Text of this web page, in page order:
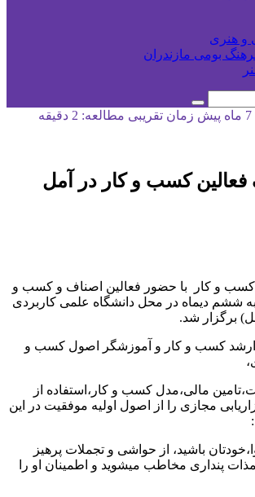
و هنری
بومی مازندران
زمان تقریبی مطالعه: 2 دقیقه
کسب و کار در آمل
کسب و کار با حضور فعالین اصناف و کسب و
ششم دیماه در محل دانشگاه علمی کاربردی
برگزار شد.
ارشد کسب و کار و آموزشگر اصول کسب و
مالی،مدل کسب و کار،استفاده از
مجازی را از اصول اولیه موفقیت در این
باشید، از حواشی و تجملات پرهیز
پنداری مخاطب میشوید و اطمینان او را